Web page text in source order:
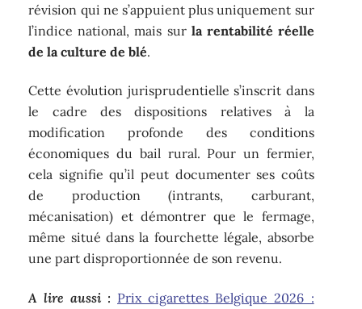
révision qui ne s’appuient plus uniquement sur
l’indice national, mais sur la rentabilité réelle
de la culture de blé.
Cette évolution jurisprudentielle s’inscrit dans
le cadre des dispositions relatives à la
modification profonde des conditions
économiques du bail rural. Pour un fermier,
cela signifie qu’il peut documenter ses coûts
de production (intrants, carburant,
mécanisation) et démontrer que le fermage,
même situé dans la fourchette légale, absorbe
une part disproportionnée de son revenu.
A lire aussi : Prix cigarettes Belgique 2026 :